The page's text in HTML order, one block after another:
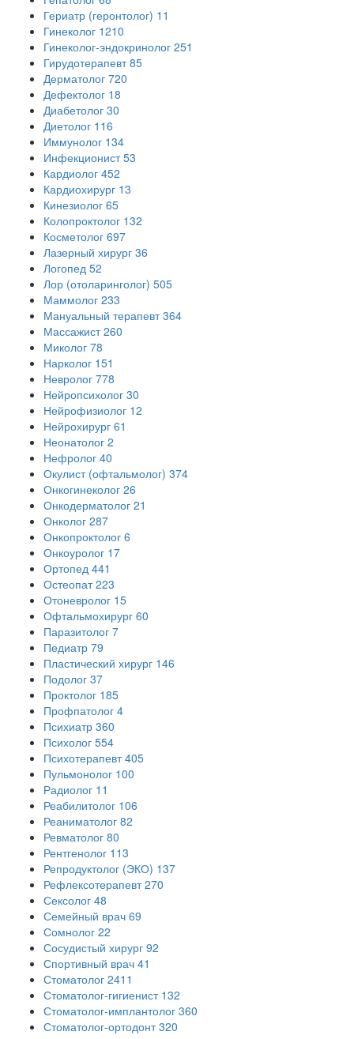
Гериатр (геронтолог) 11
Гинеколог 1210
Гинеколог-эндокринолог 251
Гирудотерапевт 85
Дерматолог 720
Дефектолог 18
Диабетолог 30
Диетолог 116
Иммунолог 134
Инфекционист 53
Кардиолог 452
Кардиохирург 13
Кинезиолог 65
Колопроктолог 132
Косметолог 697
Лазерный хирург 36
Логопед 52
Лор (отоларинголог) 505
Маммолог 233
Мануальный терапевт 364
Массажист 260
Миколог 78
Нарколог 151
Невролог 778
Нейропсихолог 30
Нейрофизиолог 12
Нейрохирург 61
Неонатолог 2
Нефролог 40
Окулист (офтальмолог) 374
Онкогинеколог 26
Онкодерматолог 21
Онколог 287
Онкопроктолог 6
Онкоуролог 17
Ортопед 441
Остеопат 223
Отоневролог 15
Офтальмохирург 60
Паразитолог 7
Педиатр 79
Пластический хирург 146
Подолог 37
Проктолог 185
Профпатолог 4
Психиатр 360
Психолог 554
Психотерапевт 405
Пульмонолог 100
Радиолог 11
Реабилитолог 106
Реаниматолог 82
Ревматолог 80
Рентгенолог 113
Репродуктолог (ЭКО) 137
Рефлексотерапевт 270
Сексолог 48
Семейный врач 69
Сомнолог 22
Сосудистый хирург 92
Спортивный врач 41
Стоматолог 2411
Стоматолог-гигиенист 132
Стоматолог-имплантолог 360
Стоматолог-ортодонт 320